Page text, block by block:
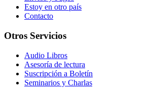
Estoy en otro país
Contacto
Otros Servicios
Audio Libros
Asesoría de lectura
Suscripción a Boletín
Seminarios y Charlas